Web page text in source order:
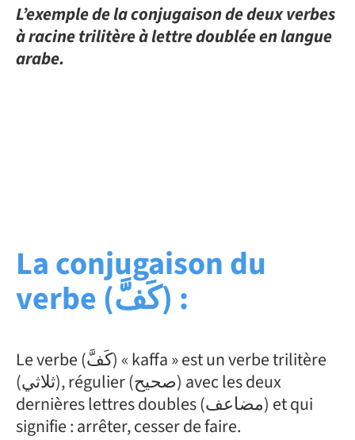
L’exemple de la conjugaison de deux verbes
à racine trilitère à lettre doublée en langue
arabe.
La conjugaison du
verbe (كَفَّ) :
Le verbe (كَفَّ) « kaffa » est un verbe trilitère
(ثلاثي), régulier (صحيح) avec les deux
dernières lettres doubles (مضاعف) et qui
signifie : arrêter, cesser de faire.